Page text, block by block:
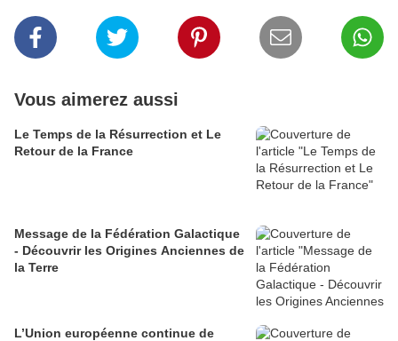
Vous aimerez aussi
Le Temps de la Résurrection et Le
Retour de la France
Message de la Fédération Galactique
- Découvrir les Origines Anciennes de
la Terre
L’Union européenne continue de